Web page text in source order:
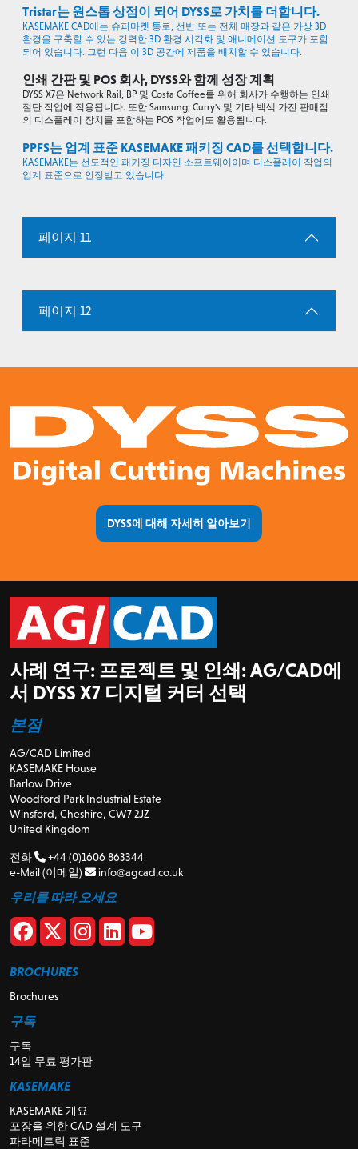
Tristar는 원스톱 상점이 되어 DYSS로 가치를 더합니다.
KASEMAKE CAD에는 슈퍼마켓 통로, 선반 또는 전체 매장과 같은 가상 3D
환경을 구축할 수 있는 강력한 3D 환경 시각화 및 애니메이션 도구가 포함
되어 있습니다. 그런 다음 이 3D 공간에 제품을 배치할 수 있습니다.
인쇄 간판 및 POS 회사, DYSS와 함께 성장 계획
DYSS X7은 Network Rail, BP 및 Costa Coffee를 위해 회사가 수행하는 인쇄
절단 작업에 적용됩니다. 또한 Samsung, Curry's 및 기타 백색 가전 판매점
의 디스플레이 장치를 포함하는 POS 작업에도 활용됩니다.
PPFS는 업계 표준 KASEMAKE 패키징 CAD를 선택합니다.
KASEMAKE는 선도적인 패키징 디자인 소프트웨어이며 디스플레이 작업의
업계 표준으로 인정받고 있습니다
페이지 11
페이지 12
DYSS에 대해 자세히 알아보기
사례 연구: 프로젝트 및 인쇄: AG/CAD에
서 DYSS X7 디지털 커터 선택
본점
AG/CAD Limited
KASEMAKE House
Barlow Drive
Woodford Park Industrial Estate
Winsford, Cheshire, CW7 2JZ
United Kingdom
전화
+44 (0)1606 863344
e-Mail (이메일)
info@agcad.co.uk
우리를 따라 오세요
BROCHURES
Brochures
구독
구독
14일 무료 평가판
KASEMAKE
KASEMAKE 개요
포장을 위한 CAD 설계 도구
파라메트릭 표준